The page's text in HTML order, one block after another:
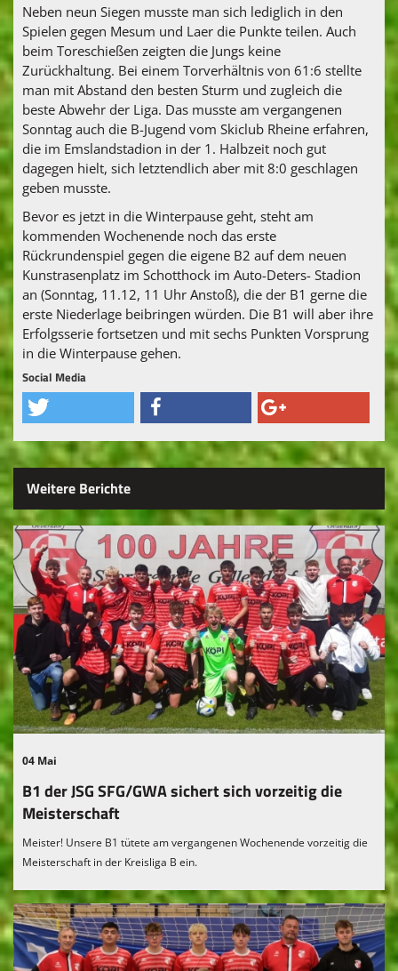
Neben neun Siegen musste man sich lediglich in den
Spielen gegen Mesum und Laer die Punkte teilen. Auch
beim Toreschießen zeigten die Jungs keine
Zurückhaltung. Bei einem Torverhältnis von 61:6 stellte
man mit Abstand den besten Sturm und zugleich die
beste Abwehr der Liga. Das musste am vergangenen
Sonntag auch die B-Jugend vom Skiclub Rheine erfahren,
die im Emslandstadion in der 1. Halbzeit noch gut
dagegen hielt, sich letztendlich aber mit 8:0 geschlagen
geben musste.
Bevor es jetzt in die Winterpause geht, steht am
kommenden Wochenende noch das erste
Rückrundenspiel gegen die eigene B2 auf dem neuen
Kunstrasenplatz im Schotthock im Auto-Deters- Stadion
an (Sonntag, 11.12, 11 Uhr Anstoß), die der B1 gerne die
erste Niederlage beibringen würden. Die B1 will aber ihre
Erfolgsserie fortsetzen und mit sechs Punkten Vorsprung
in die Winterpause gehen.
Social Media
Weitere Berichte
04 Mai
B1 der JSG SFG/GWA sichert sich vorzeitig die
Meisterschaft
Meister! Unsere B1 tütete am vergangenen Wochenende vorzeitig die
Meisterschaft in der Kreisliga B ein.